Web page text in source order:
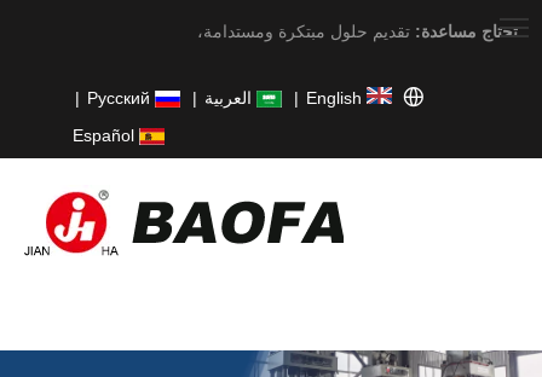
تحتاج مساعدة: تقديم حلول مبتكرة ومستدامة،
English
| العربية |
Pусский
|
Español